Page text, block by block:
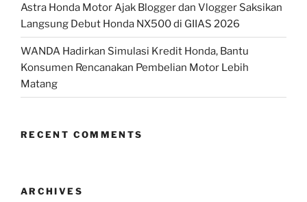
Astra Honda Motor Ajak Blogger dan Vlogger Saksikan
Langsung Debut Honda NX500 di GIIAS 2026
WANDA Hadirkan Simulasi Kredit Honda, Bantu
Konsumen Rencanakan Pembelian Motor Lebih
Matang
RECENT COMMENTS
ARCHIVES